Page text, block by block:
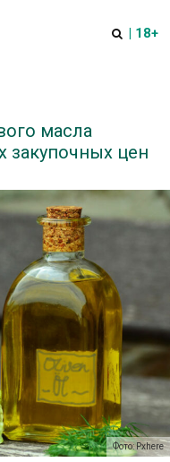
| 18+
масла
закупочных цен
Фото: Pxhere